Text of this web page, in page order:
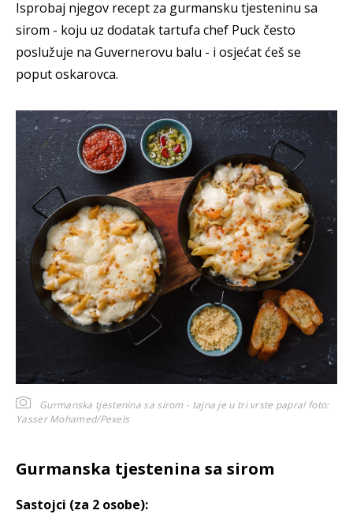
Isprobaj njegov recept za gurmansku tjesteninu sa
sirom - koju uz dodatak tartufa chef Puck često
poslužuje na Guvernerovu balu - i osjećat ćeš se
poput oskarovca.
Gurmanska tjestenina sa sirom - tajna je u tri vrste papra! foto:
Yasser Mohamed/Pexels
Gurmanska tjestenina sa sirom
Sastojci (za 2 osobe):